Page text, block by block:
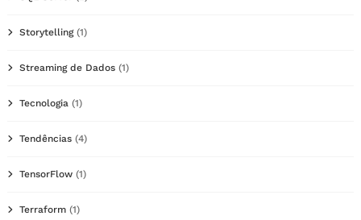
Storytelling(1)
Streaming de Dados (1)
Tecnologia (1)
Tendências (4)
TensorFlow (1)
Terraform (1)